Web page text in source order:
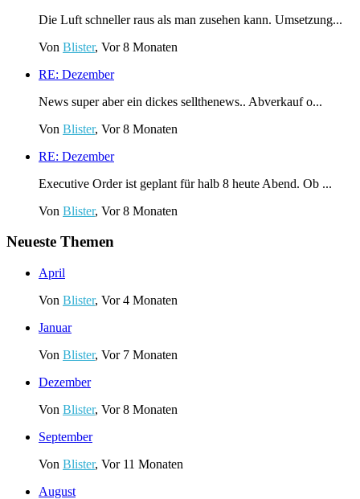
Die Luft schneller raus als man zusehen kann. Umsetzung...
Von Blister, Vor 8 Monaten
RE: Dezember
News super aber ein dickes sellthenews.. Abverkauf o...
Von Blister, Vor 8 Monaten
RE: Dezember
Executive Order ist geplant für halb 8 heute Abend. Ob ...
Von Blister, Vor 8 Monaten
Neueste Themen
April
Von Blister, Vor 4 Monaten
Januar
Von Blister, Vor 7 Monaten
Dezember
Von Blister, Vor 8 Monaten
September
Von Blister, Vor 11 Monaten
August